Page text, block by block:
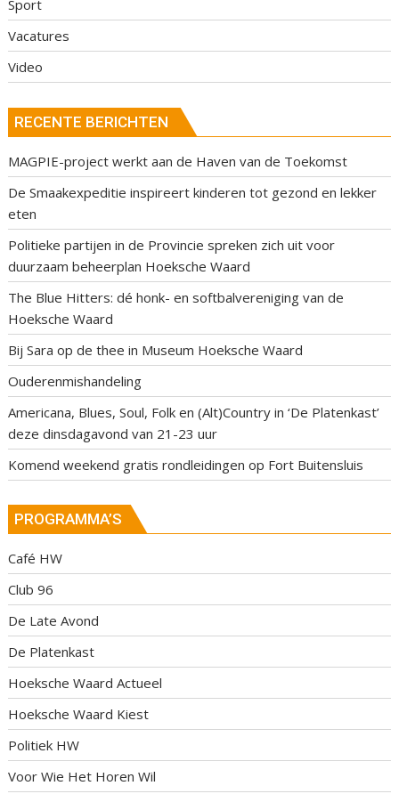
Sport
Vacatures
Video
RECENTE BERICHTEN
MAGPIE-project werkt aan de Haven van de Toekomst
De Smaakexpeditie inspireert kinderen tot gezond en lekker
eten
Politieke partijen in de Provincie spreken zich uit voor
duurzaam beheerplan Hoeksche Waard
The Blue Hitters: dé honk- en softbalvereniging van de
Hoeksche Waard
Bij Sara op de thee in Museum Hoeksche Waard
Ouderenmishandeling
Americana, Blues, Soul, Folk en (Alt)Country in ‘De Platenkast’
deze dinsdagavond van 21-23 uur
Komend weekend gratis rondleidingen op Fort Buitensluis
PROGRAMMA’S
Café HW
Club 96
De Late Avond
De Platenkast
Hoeksche Waard Actueel
Hoeksche Waard Kiest
Politiek HW
Voor Wie Het Horen Wil